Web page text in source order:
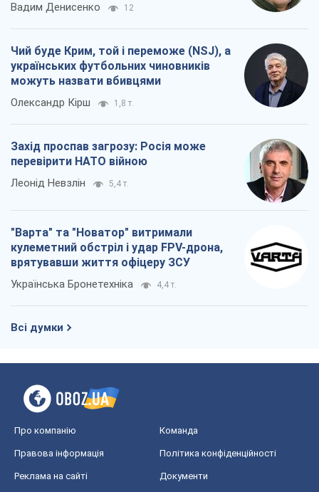
Вадим Денисенко 12
Чий буде Крим, той і переможе (NSJ), а
українських футбольних чиновників
можуть назвати вбивцями
Олександр Кірш 1,8 т.
Захід проспав загрозу: Росія може
перевірити НАТО війною
Леонід Невзлін 5,4 т.
"Варта" та "Новатор" витримали
кулеметний обстріл і удар FPV-дрона,
врятувавши життя офіцеру ЗСУ
Українська Бронетехніка 4,4 т.
Всі думки
Про компанію Команда
Правова інформація Політика конфіденційності
Реклама на сайті Документи